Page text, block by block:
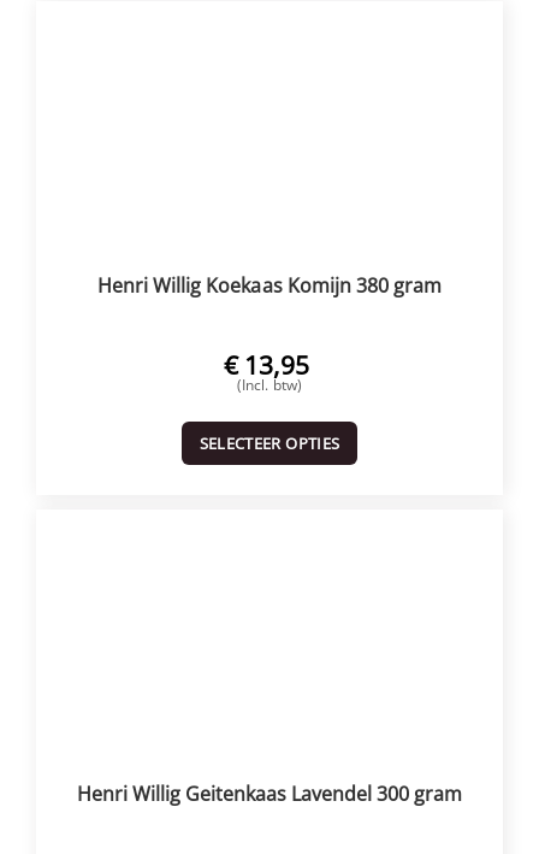
Henri Willig Koekaas Komijn 380 gram
€ 13,95
(Incl. btw)
SELECTEER OPTIES
Henri Willig Geitenkaas Lavendel 300 gram